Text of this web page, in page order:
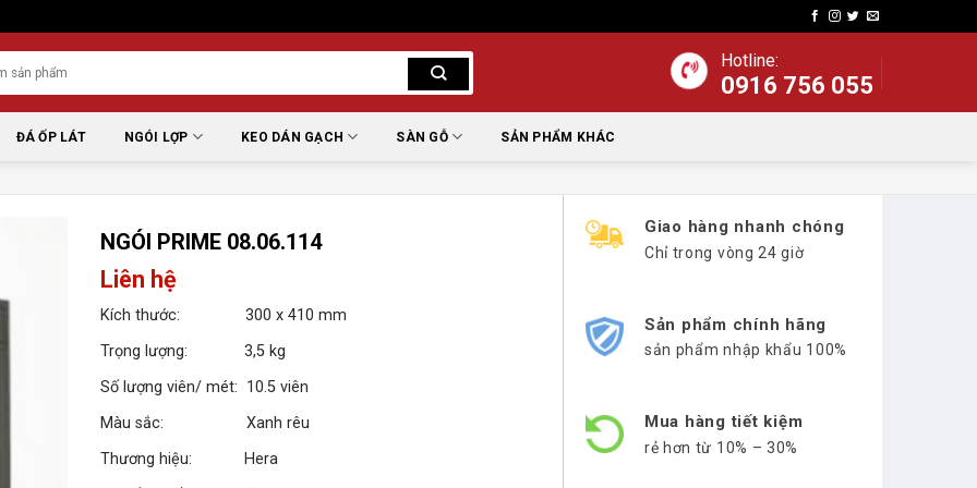
Hotline:
0916 756 055
ĐÁ ỐP LÁT NGÓI LỢP KEO DÁN GẠCH SÀN GỖ SẢN PHẨM KHÁC
NGÓI PRIME 08.06.114
Liên hệ
Kích thước: 300 x 410 mm
Trọng lượng: 3,5 kg
Số lượng viên/ mét: 10.5 viên
Màu sắc: Xanh rêu
Thương hiệu: Hera
Giao hàng nhanh chóng
Chỉ trong vòng 24 giờ
Sản phẩm chính hãng
sản phẩm nhập khẩu 100%
Mua hàng tiết kiệm
rẻ hơn từ 10% – 30%